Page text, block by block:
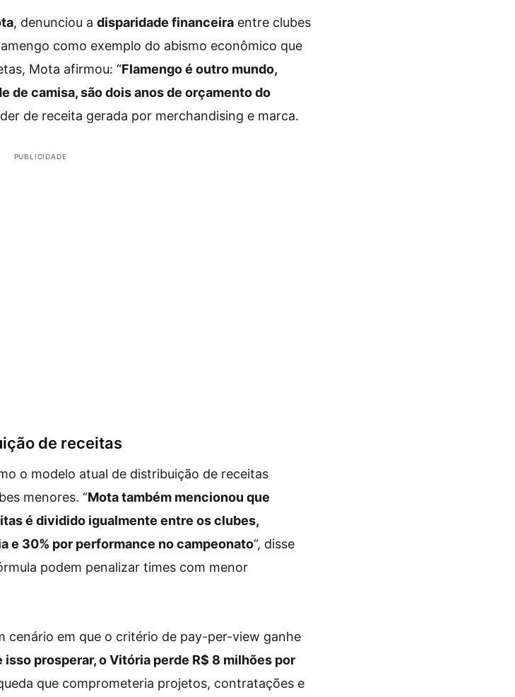
, denunciou a disparidade financeira entre clubes
como exemplo do abismo econômico que
Mota afirmou: “Flamengo é outro mundo,
de camisa, são dois anos de orçamento do
de receita gerada por merchandising e marca.
PUBLICIDADE
de receitas
o modelo atual de distribuição de receitas
menores. “Mota também mencionou que
é dividido igualmente entre os clubes,
e 30% por performance no campeonato“, disse
podem penalizar times com menor
cenário em que o critério de pay-per-view ganhe
isso prosperar, o Vitória perde R$ 8 milhões por
que comprometeria projetos, contratações e